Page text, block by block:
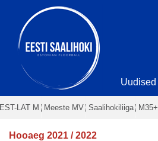
Uudised
EST-LAT M Meeste MV Saalihokiliiga M35+
Hooaeg 2021 / 2022